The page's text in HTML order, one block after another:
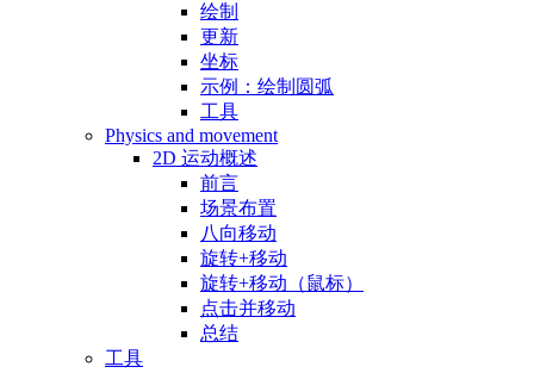
绘制
更新
坐标
示例：绘制圆弧
工具
Physics and movement
2D 运动概述
前言
场景布置
八向移动
旋转+移动
旋转+移动（鼠标）
点击并移动
总结
工具